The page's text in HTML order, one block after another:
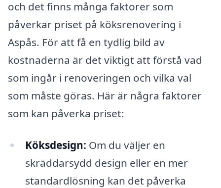
och det finns många faktorer som
påverkar priset på köksrenovering i
Aspås. För att få en tydlig bild av
kostnaderna är det viktigt att förstå vad
som ingår i renoveringen och vilka val
som måste göras. Här är några faktorer
som kan påverka priset:
Köksdesign: Om du väljer en
skräddarsydd design eller en mer
standardlösning kan det påverka